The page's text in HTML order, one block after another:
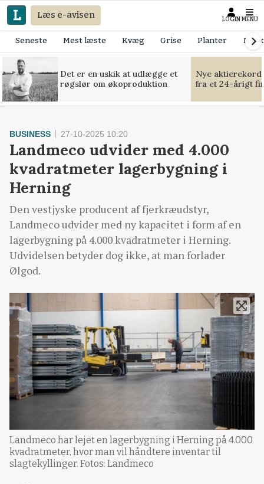
Læs e-avisen LOGIN MENU
Seneste Mest læste Kvæg Grise Planter
Det er en uskik at udlægge et
røgslør om økoproduktion
Nye
fra et 24-årigt
BUSINESS 27-10-2025 10:20
Landmeco udvider med 4.000
kvadratmeter lagerbygning i
Herning
Den vestjyske producent af fjerkræudstyr,
Landmeco udvider med ny kapacitet i form af en
lagerbygning på 4.000 kvadratmeter i Herning.
Udvidelsen betyder dog ikke, at man forlader
Ølgod.
Landmeco har lejet en lagerbygning i Herning på 4.000
kvadratmeter, hvor man vil håndtere inventar til
slagtekyllinger. Fotos: Landmeco